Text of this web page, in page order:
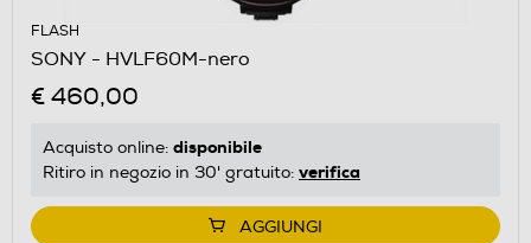
FLASH
SONY - HVLF60M-nero
€ 460,00
Acquisto online: disponibile
Ritiro in negozio in 30' gratuito: verifica
AGGIUNGI